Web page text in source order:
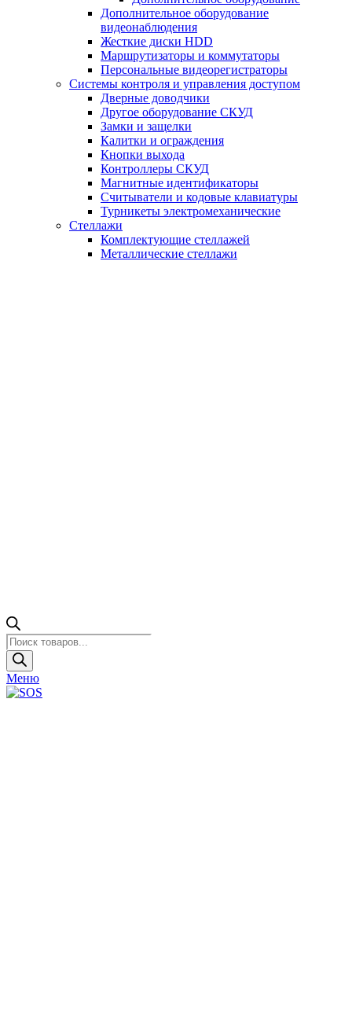
Дополнительное оборудование
видеонаблюдения
Жесткие диски HDD
Маршрутизаторы и коммутаторы
Персональные видеорегистраторы
Системы контроля и управления доступом
Дверные доводчики
Другое оборудование СКУД
Замки и защелки
Калитки и ограждения
Кнопки выхода
Контроллеры СКУД
Магнитные идентификаторы
Считыватели и кодовые клавиатуры
Турникеты электромеханические
Стеллажи
Комплектующие стеллажей
Металлические стеллажи
Поиск
товаров
Меню